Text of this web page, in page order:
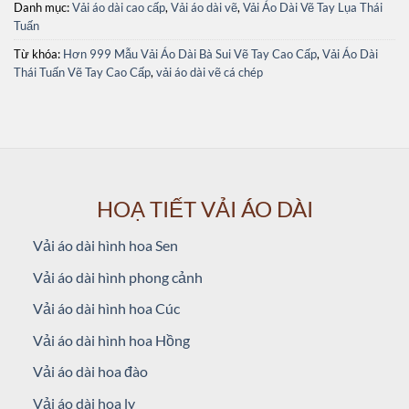
Danh mục:Vải áo dài cao cấp,Vải áo dài vẽ,Vải Áo Dài Vẽ Tay Lụa Thái
Tuấn
Từ khóa: Hơn 999 Mẫu Vải Áo Dài Bà Sui Vẽ Tay Cao Cấp,Vải Áo Dài
Thái Tuấn Vẽ Tay Cao Cấp,vải áo dài vẽ cá chép
HOẠ TIẾT VẢI ÁO DÀI
Vải áo dài hình hoa Sen
Vải áo dài hình phong cảnh
Vải áo dài hình hoa Cúc
Vải áo dài hình hoa Hồng
Vải áo dài hoa đào
Vải áo dài hoa ly